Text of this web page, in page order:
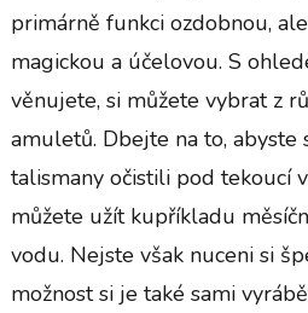
primárně funkci ozdobnou,
magickou a účelovou. S
věnujete, si můžete vybrat z
amuletů. Dbejte na to, abyste
talismany očistili pod tekoucí
můžete užít kupříkladu
vodu. Nejste však nuceni si
možnost si je také sami